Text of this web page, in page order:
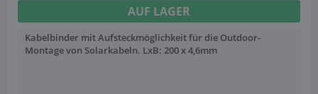
AUF LAGER
Kabelbinder mit Aufsteckmöglichkeit für die Outdoor-
Montage von Solarkabeln. LxB: 200 x 4,6mm